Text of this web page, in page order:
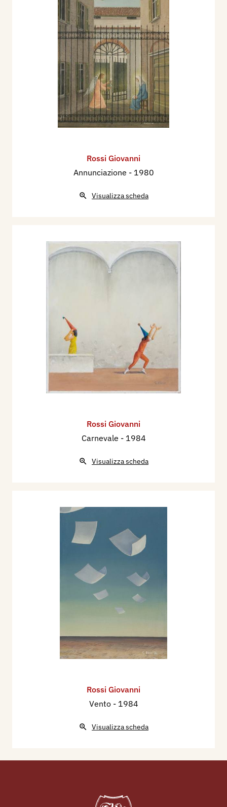
Rossi Giovanni
Annunciazione - 1980
Visualizza scheda
Rossi Giovanni
Carnevale - 1984
Visualizza scheda
Rossi Giovanni
Vento - 1984
Visualizza scheda